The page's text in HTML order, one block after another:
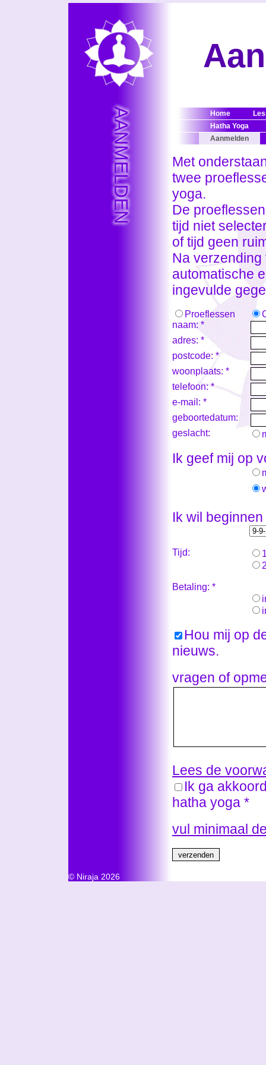
AANMELDEN Home
Hatha Yoga
Aanmelden
Met
twee
yoga.
De
tijd niet
of tijd geen
Na verzending
automatische
ingevulde
Proeflessen
naam: *
adres: *
postcode: *
woonplaats: *
telefoon: *
e-mail: *
geboortedatum:
geslacht:
Ik geef mij op
Ik wil
Tijd:
Betaling: *
Hou mij op
nieuws.
vragen of
Lees de
Ik ga
hatha yoga *
vul minimaal
© Niraja 2026